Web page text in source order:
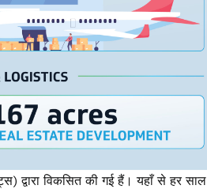
द्वारा विकसित की गई हैं। यहाँ से हर साल